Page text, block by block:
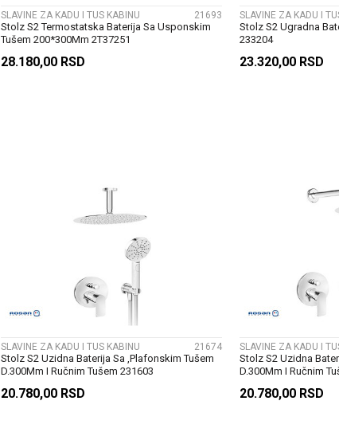
SLAVINE ZA KADU I TUS KABINU 21693
Stolz S2 Termostatska Baterija Sa Usponskim
Tušem 200*300Mm 2T37251
28.180,00 RSD
SLAVINE ZA KADU I
Stolz S2 Ugradna
233204
23.320,00 RSD
UPOREDI
SLAVINE ZA KADU I TUS KABINU 21674
Stolz S2 Uzidna Baterija Sa ,Plafonskim Tušem
D.300Mm I Ručnim Tušem 231603
20.780,00 RSD
SLAVINE ZA KADU I
Stolz S2 Uzidna
D.300Mm I Ručnim
20.780,00 RSD